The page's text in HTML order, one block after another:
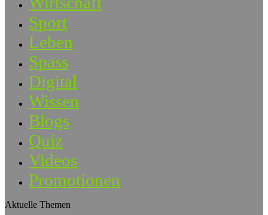
Sport
Leben
Spass
Digital
Wissen
Blogs
Quiz
Videos
Promotionen
Aktuelle Themen